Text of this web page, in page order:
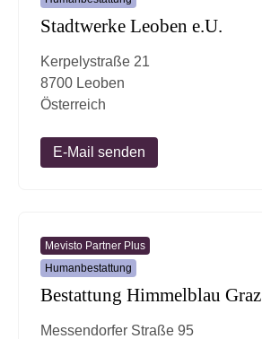
Stadtwerke Leoben e.U.
Kerpelystraße 21
8700 Leoben
Österreich
E-Mail senden
Mevisto Partner Plus
Humanbestattung
Bestattung Himmelblau
Messendorfer Straße 95